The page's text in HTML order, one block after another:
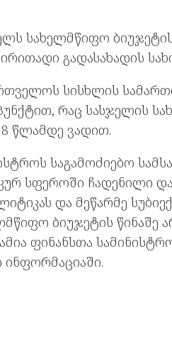
სახელმწიფო
გადასახადის
სისხლის
რაც სასჯელის
წლამდე ვადით.
საგამოძიებო
სფეროში ჩადენილი
და მეწარმე
ბიუჯეტის წინაშე
ფინანსთა
ინფორმაციაში.